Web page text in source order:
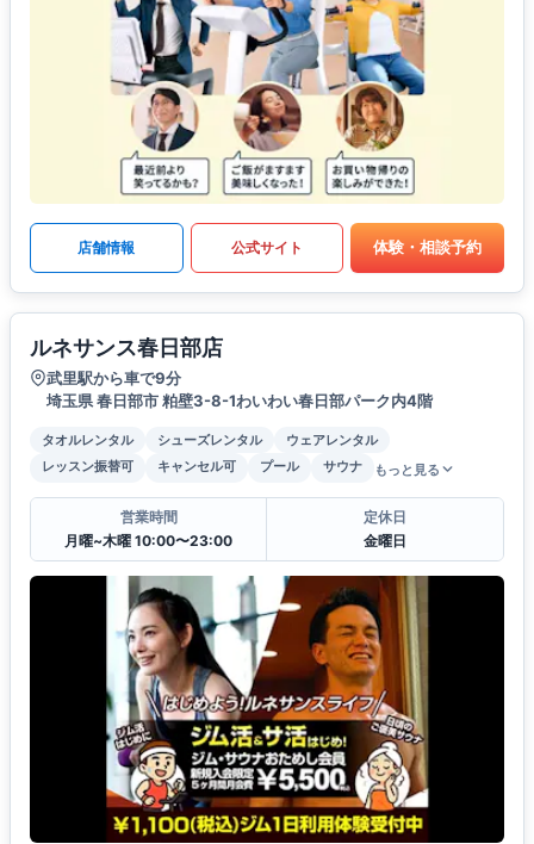
店舗情報 公式サイト 体験・相談予約
ルネサンス春日部店
武里駅から車で9分
埼玉県 春日部市 粕壁3-8-1わいわい春日部パーク内4階
タオルレンタル シューズレンタル
ウェアレンタル
レッスン振替可
キャンセル可 プール サウナ もっと見る
営業時間
月曜~木曜 10:00〜23:00
定休日
金曜日